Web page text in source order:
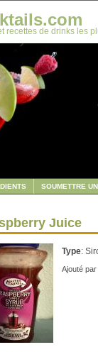
recettes de drinks les
SOUMETTRE
Juice
Type:
Ajouté par